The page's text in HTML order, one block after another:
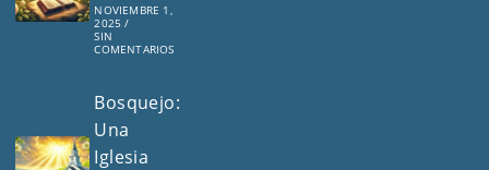
NOVIEMBRE 1,
2025 /
SIN
COMENTARIOS
Bosquejo:
Una
Iglesia